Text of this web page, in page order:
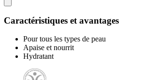
Caractéristiques et avantages
Pour tous les types de peau
Apaise et nourrit
Hydratant